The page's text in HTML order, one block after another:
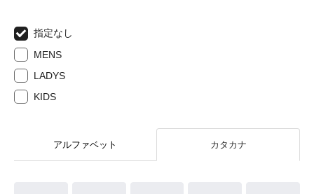
指定なし
MENS
LADYS
KIDS
アルファベット カタカナ